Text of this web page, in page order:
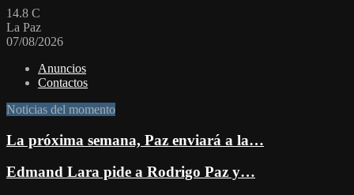
14.8 C
La Paz
07/08/2026
Anuncios
Contactos
Noticias del momento
La próxima semana, Paz enviará a la…
Edmand Lara pide a Rodrigo Paz y…